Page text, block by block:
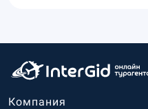
Компания